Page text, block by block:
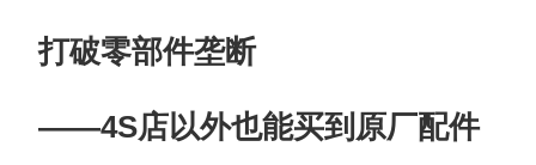
打破零部件垄断
——4S店以外也能买到原厂配件